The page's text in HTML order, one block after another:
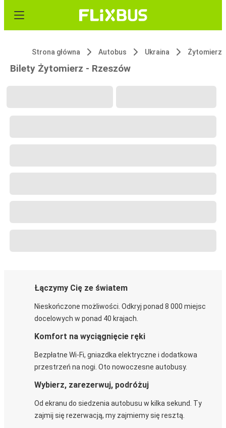
Strona główna Autobus Ukraina Żytomierz
Bilety Żytomierz - Rzeszów
Łączymy Cię ze światem
Nieskończone możliwości. Odkryj ponad 8 000 miejsc
docelowych w ponad 40 krajach.
Komfort na wyciągnięcie ręki
Bezpłatne Wi-Fi, gniazdka elektryczne i dodatkowa
przestrzeń na nogi. Oto nowoczesne autobusy.
Wybierz, zarezerwuj, podróżuj
Od ekranu do siedzenia autobusu w kilka sekund. Ty
zajmij się rezerwacją, my zajmiemy się resztą.